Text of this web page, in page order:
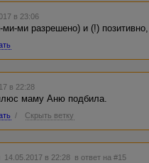
в 23:06
ми разрешено) и (!)
в 22:28
маму Аню подбила.
/ Скрыть ветку
14.05.2017 в 22:28 в ответ на #15